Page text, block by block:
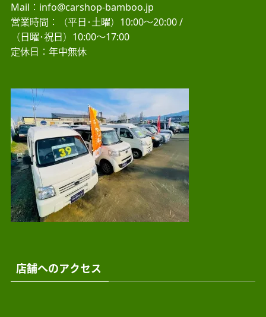
Mail：info@carshop-bamboo.jp
営業時間：（平日･土曜）10:00～20:00 /
（日曜･祝日）10:00～17:00
定休日：年中無休
店舗へのアクセス